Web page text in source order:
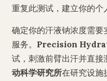
重复此测试，建立你的个
确定你的汗液钠浓度需
服务。 Precision
试，刺激前臂出汗并直接
动科学研究所在研究设施